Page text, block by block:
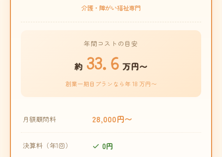
介護・障がい福祉専門
年間コストの目安
約 33.6 万円〜
創業一期目プランなら年 18 万円〜
月額顧問料 28,000円〜
決算料（年1回） 0円